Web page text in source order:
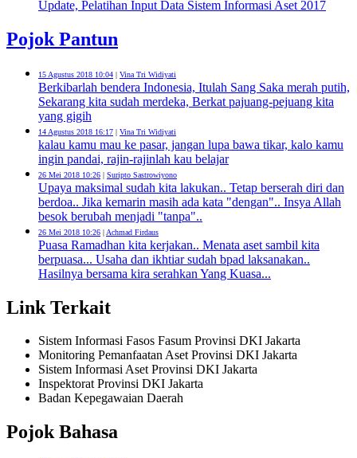
Update, Pelatihan Input Data Sistem Informasi Aset 2017
Pojok Pantun
15 Agustus 2018 10:04 | Vina Tri Widiyati
Berkibarlah bendera Indonesia, Itulah Sang Saka merah putih,
Sekarang kita sudah merdeka, Berkat pajuang-pejuang kita
yang gigih
14 Agustus 2018 16:17 | Vina Tri Widiyati
kalau kamu mau ke pasar, jangan lupa bawa tikar, kalo kamu
ingin pandai, rajin-rajinlah kau belajar
26 Mei 2018 10:26 | Suripto Sastrowiyono
Upaya maksimal sudah kita lakukan.. Tetap berserah diri dan
berdoa.. Jika kemarin masih ada kata "dengan".. Insya Allah
besok berubah menjadi "tanpa"..
26 Mei 2018 10:26 | Achmad Firdaus
Puasa Ramadhan kita kerjakan.. Menata aset sambil kita
berpuasa... Usaha dan ikhtiar sudah bpad laksanakan..
Hasilnya bersama kira serahkan Yang Kuasa...
Link Terkait
Sistem Informasi Fasos Fasum Provinsi DKI Jakarta
Monitoring Pemanfaatan Aset Provinsi DKI Jakarta
Sistem Informasi Aset Provinsi DKI Jakarta
Inspektorat Provinsi DKI Jakarta
Badan Kepegawaian Daerah
Pojok Bahasa